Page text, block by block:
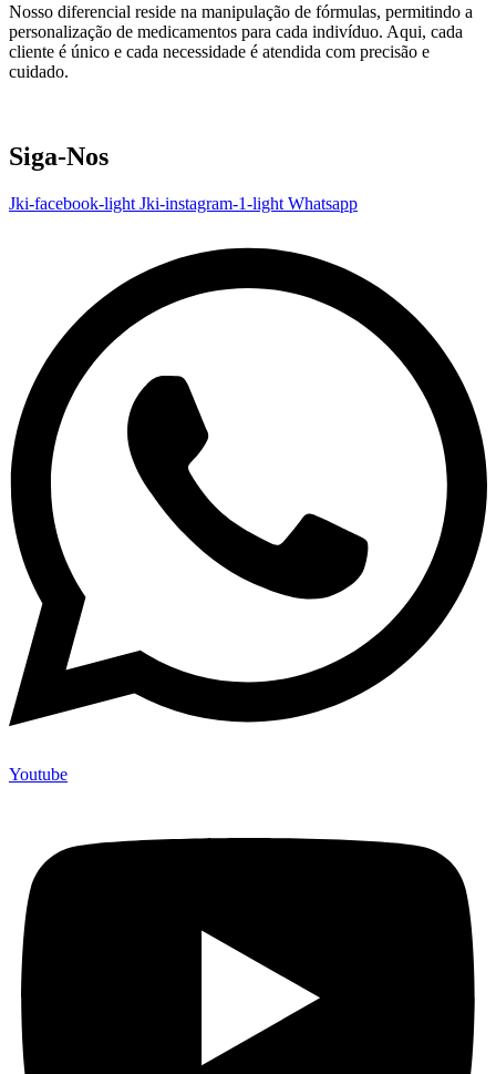
Nosso diferencial reside na manipulação de fórmulas, permitindo a
personalização de medicamentos para cada indivíduo. Aqui, cada
cliente é único e cada necessidade é atendida com precisão e
cuidado.
Siga-Nos
Jki-facebook-light Jki-instagram-1-light Whatsapp
Youtube